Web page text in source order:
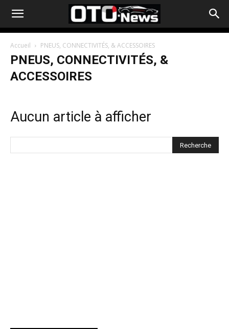
Accueil PNEUS, CONNECTIVITÉS, & ACCESSOIRES
PNEUS, CONNECTIVITÉS, &
ACCESSOIRES
Aucun article à afficher